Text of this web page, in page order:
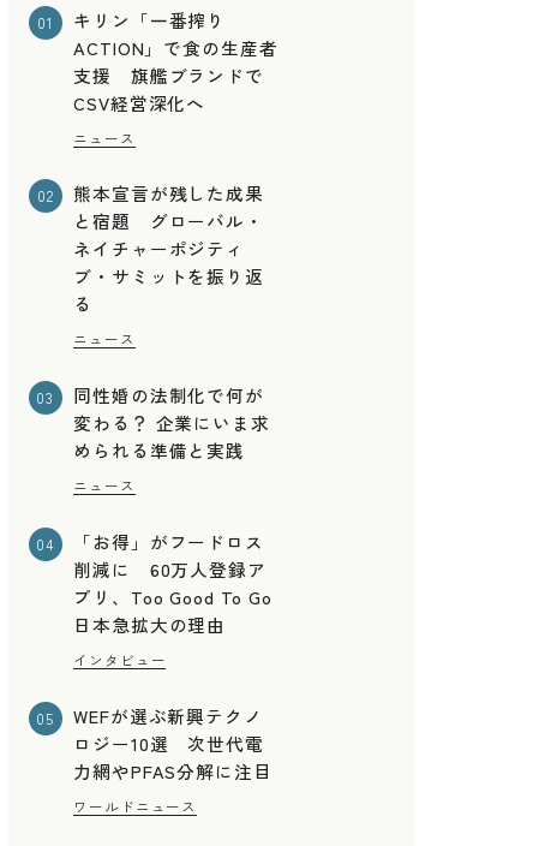
01
キリン「一番搾り
ACTION」で食の生産者
支援 旗艦ブランドで
CSV経営深化へ
ニュース
02
熊本宣言が残した成果
と宿題 グローバル・
ネイチャーポジティ
ブ・サミットを振り返
る
ニュース
03
同性婚の法制化で何が
変わる？ 企業にいま求
められる準備と実践
ニュース
04
「お得」がフードロス
削減に 60万人登録ア
プリ、Too Good To Go
日本急拡大の理由
インタビュー
05
WEFが選ぶ新興テクノ
ロジー10選 次世代電
力網やPFAS分解に注目
ワールドニュース